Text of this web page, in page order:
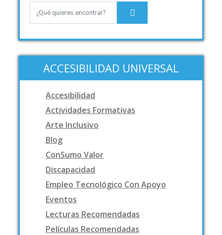
ACCESIBILIDAD UNIVERSAL
Accesibilidad
Actividades Formativas
Arte Inclusivo
Blog
ConSumo Valor
Discapacidad
Empleo Tecnológico Con Apoyo
Eventos
Lecturas Recomendadas
Películas Recomendadas